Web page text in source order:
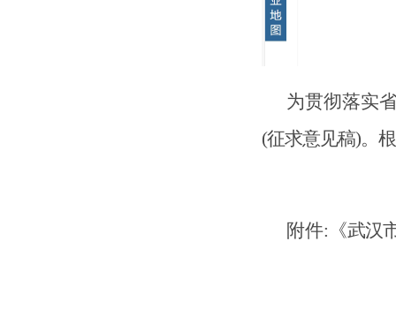
为贯彻落实
(征求意见稿)。
附件:《武汉